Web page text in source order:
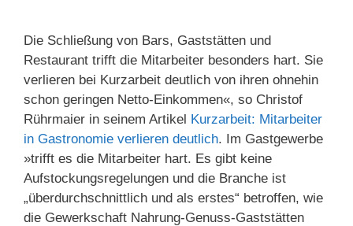
Die Schließung von Bars, Gaststätten und
Restaurant trifft die Mitarbeiter besonders hart. Sie
verlieren bei Kurzarbeit deutlich von ihren ohnehin
schon geringen Netto-Einkommen«, so Christof
Rührmaier in seinem Artikel Kurzarbeit: Mitarbeiter
in Gastronomie verlieren deutlich. Im Gastgewerbe
»trifft es die Mitarbeiter hart. Es gibt keine
Aufstockungsregelungen und die Branche ist
„überdurchschnittlich und als erstes“ betroffen, wie
die Gewerkschaft Nahrung-Genuss-Gaststätten